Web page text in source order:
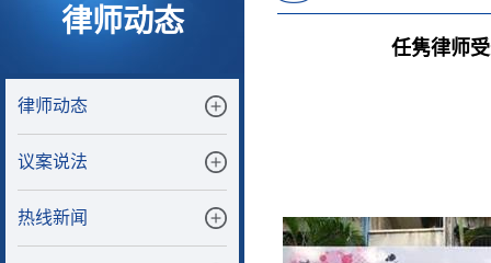
律师动态
律师动态
议案说法
热线新闻
任隽律师